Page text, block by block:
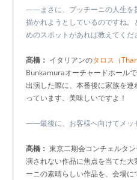
――まさに、プッチーニの人生を
描かれようとしているのですね
めのスポットがあれば教えてくだ
髙橋： イタリアンのタロス（
Bunkamuraオーチャードホール
出演した際に、本番後に家族を
っています。美味しいですよ！
――最後に、お客様へ向けてメッ
髙橋： 東京二期会コンチェルタ
演されない作品に焦点を当てた
ーニの素晴らしい作品を、会場